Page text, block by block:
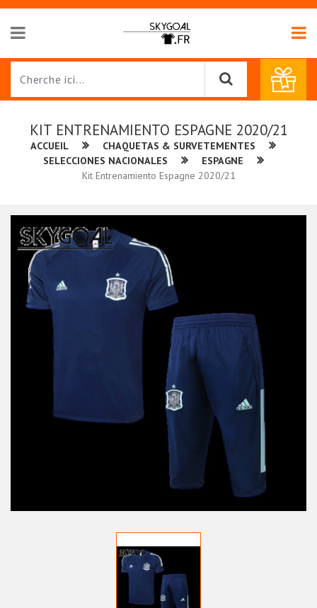
KIT ENTRENAMIENTO ESPAGNE 2020/21
ACCUEIL
CHAQUETAS & SURVETEMENTES
SELECCIONES NACIONALES
ESPAGNE
Kit Entrenamiento Espagne 2020/21